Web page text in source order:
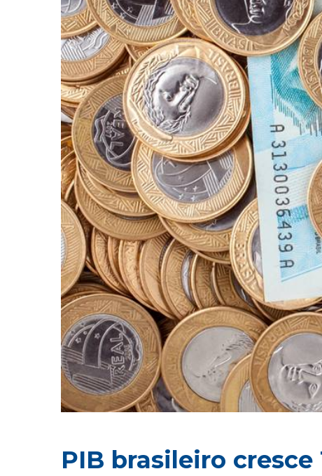
PIB brasileiro cresce